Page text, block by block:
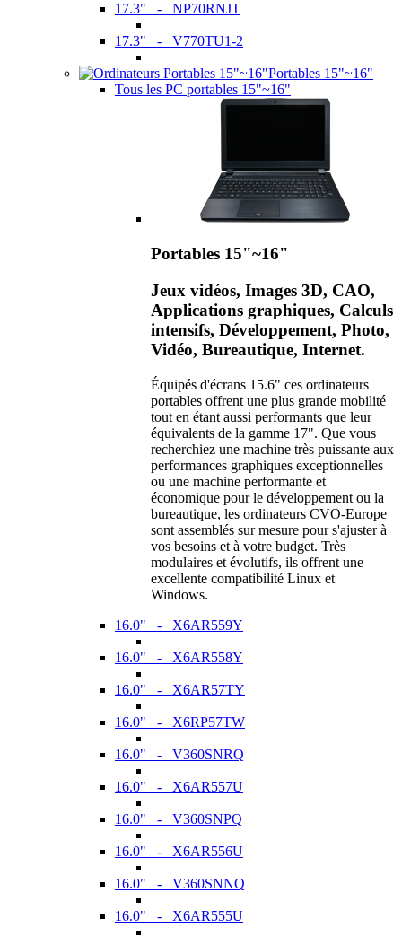
17.3" - NP70RNJT
17.3" - V770TU1-2
Portables 15"~16"
Tous les PC portables 15"~16"
Portables 15"~16"
Jeux vidéos, Images 3D, CAO,
Applications graphiques, Calculs
intensifs, Développement, Photo,
Vidéo, Bureautique, Internet.
Équipés d'écrans 15.6" ces ordinateurs
portables offrent une plus grande mobilité
tout en étant aussi performants que leur
équivalents de la gamme 17". Que vous
recherchiez une machine très puissante aux
performances graphiques exceptionnelles
ou une machine performante et
économique pour le développement ou la
bureautique, les ordinateurs CVO-Europe
sont assemblés sur mesure pour s'ajuster à
vos besoins et à votre budget. Très
modulaires et évolutifs, ils offrent une
excellente compatibilité Linux et
Windows.
16.0" - X6AR559Y
16.0" - X6AR558Y
16.0" - X6AR57TY
16.0" - X6RP57TW
16.0" - V360SNRQ
16.0" - X6AR557U
16.0" - V360SNPQ
16.0" - X6AR556U
16.0" - V360SNNQ
16.0" - X6AR555U